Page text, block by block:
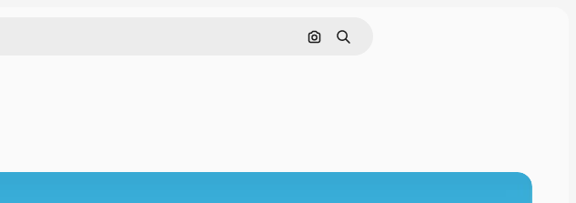
Hae kuvan perusteella
Haku